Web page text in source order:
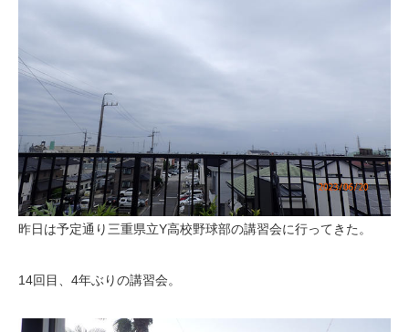
昨日は予定通り三重県立Y高校野球部の講習会に行ってきた。
14回目、4年ぶりの講習会。